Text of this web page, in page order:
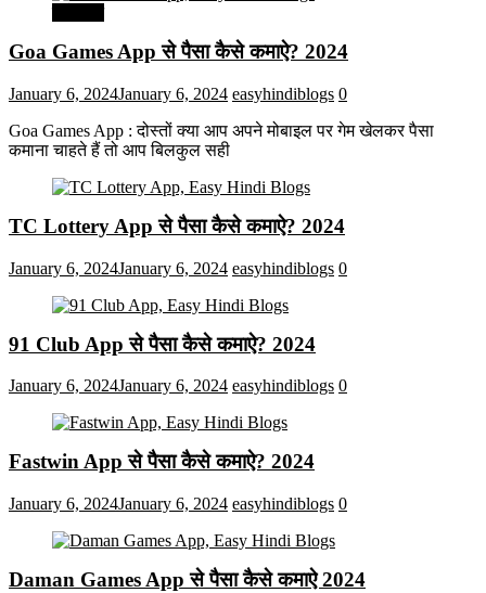
Goa Games App से पैसा कैसे कमाऐ? 2024
January 6, 2024January 6, 2024 easyhindiblogs 0
Goa Games App : दोस्तों क्या आप अपने मोबाइल पर गेम खेलकर पैसा
कमाना चाहते हैं तो आप बिलकुल सही
TC Lottery App से पैसा कैसे कमाऐ? 2024
January 6, 2024January 6, 2024 easyhindiblogs 0
91 Club App से पैसा कैसे कमाऐ? 2024
January 6, 2024January 6, 2024 easyhindiblogs 0
Fastwin App से पैसा कैसे कमाऐ? 2024
January 6, 2024January 6, 2024 easyhindiblogs 0
Daman Games App से पैसा कैसे कमाऐ 2024